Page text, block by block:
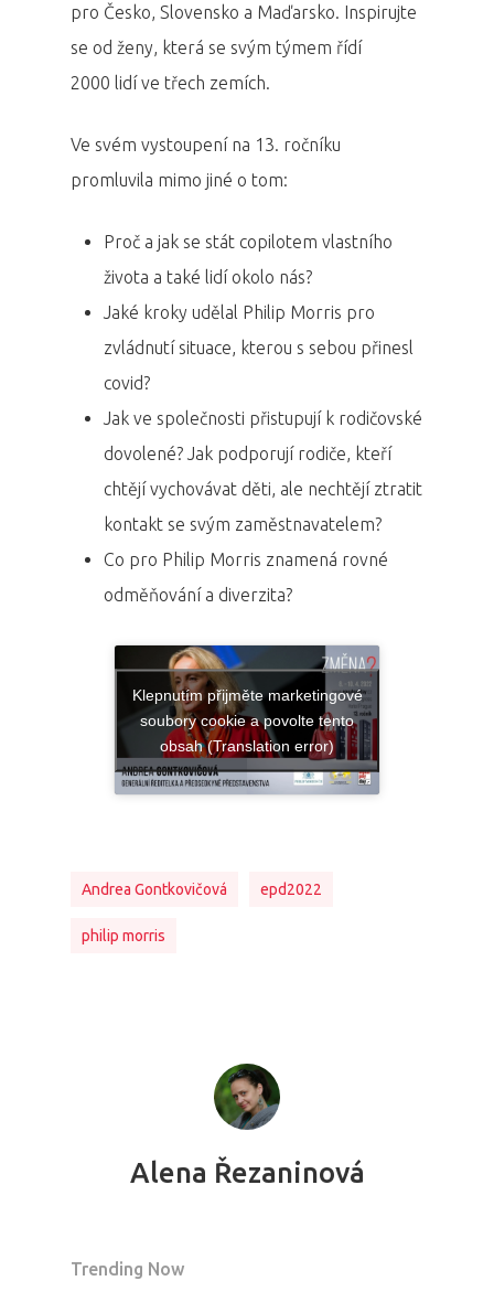
pro Česko, Slovensko a Maďarsko. Inspirujte
se od ženy, která se svým týmem řídí
2000 lidí ve třech zemích.
Ve svém vystoupení na 13. ročníku
promluvila mimo jiné o tom:
Proč a jak se stát copilotem vlastního
života a také lidí okolo nás?
Jaké kroky udělal Philip Morris pro
zvládnutí situace, kterou s sebou přinesl
covid?
Jak ve společnosti přistupují k rodičovské
dovolené? Jak podporují rodiče, kteří
chtějí vychovávat děti, ale nechtějí ztratit
kontakt se svým zaměstnavatelem?
Co pro Philip Morris znamená rovné
odměňování a diverzita?
Klepnutím přijměte marketingové
soubory cookie a povolte tento
obsah (Translation error)
Andrea Gontkovičová epd2022
philip morris
Alena Řezaninová
Trending Now